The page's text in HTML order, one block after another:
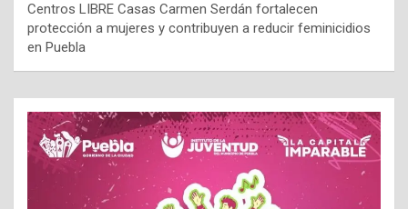
Centros LIBRE Casas Carmen Serdán fortalecen
protección a mujeres y contribuyen a reducir feminicidios
en Puebla